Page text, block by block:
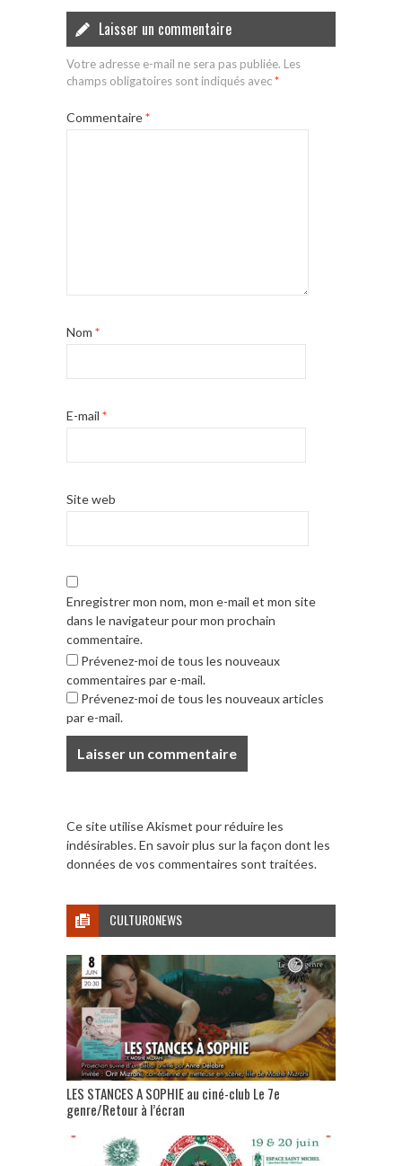
Laisser un commentaire
Votre adresse e-mail ne sera pas publiée. Les
champs obligatoires sont indiqués avec*
Commentaire*
Nom *
E-mail *
Site web
Enregistrer mon nom, mon e-mail et mon site
dans le navigateur pour mon prochain
commentaire.
Prévenez-moi de tous les nouveaux
commentaires par e-mail.
Prévenez-moi de tous les nouveaux articles
par e-mail.
Ce site utilise Akismet pour réduire les
indésirables.En savoir plus sur la façon dont les
données de vos commentaires sont traitées.
CULTURONEWS
LES STANCES A SOPHIE au ciné-club Le 7e
genre/Retour à l’écran